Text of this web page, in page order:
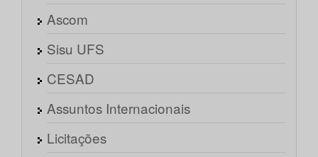
Ascom
Sisu UFS
CESAD
Assuntos Internacionais
Licitações